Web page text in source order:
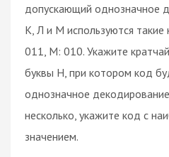
допускающий однозначное
К, Л и М используются
011, М: 010. Укажите
буквы Н, при котором код
однозначное
несколько, укажите код с
значением.